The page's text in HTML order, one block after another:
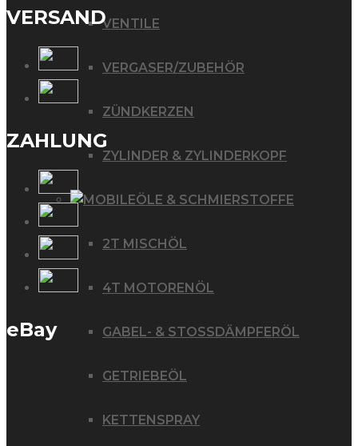
VENTILE
VERGASER/ZUBEHÖR
ZÜNDKERZEN
ZYLINDER & ZYLINDERKOPF
ÖLE & SCHMIERSTOFFE
2T MISCHÖL
4T MOTORENÖL
GABEL- & STOSSDÄMPFERÖL
GETRIEBEÖL
KETTENSPRAY
VERSAND
ZAHLUNG
eBay